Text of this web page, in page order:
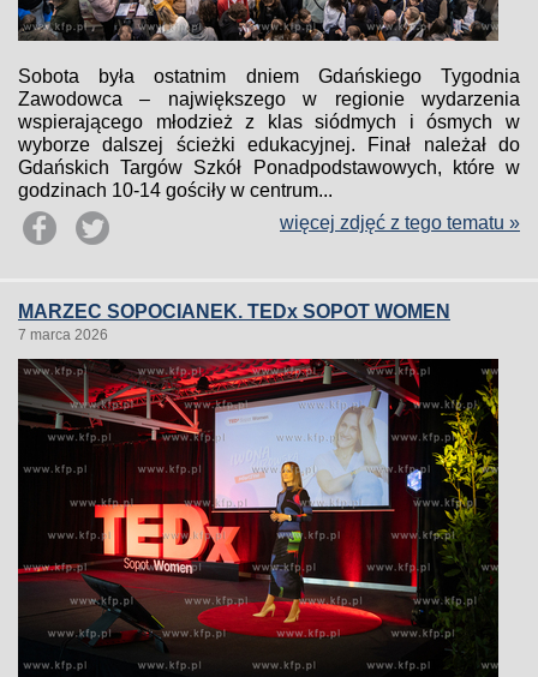
Sobota była ostatnim dniem Gdańskiego Tygodnia
Zawodowca – największego w regionie wydarzenia
wspierającego młodzież z klas siódmych i ósmych w
wyborze dalszej ścieżki edukacyjnej. Finał należał do
Gdańskich Targów Szkół Ponadpodstawowych, które w
godzinach 10-14 gościły w centrum...
więcej zdjęć z tego tematu »
MARZEC SOPOCIANEK. TEDx SOPOT WOMEN
7 marca 2026